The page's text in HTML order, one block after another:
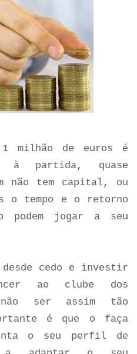
milhão de euros é
à partida, quase
não tem capital, ou
o tempo e o retorno
podem jogar a seu
desde cedo e investir
ao clube dos
ser assim tão
é que o faça
o seu perfil de